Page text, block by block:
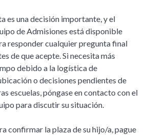
es una decisión importante, y el
de Admisiones está disponible
responder cualquier pregunta final
de que acepte. Si necesita más
debido a la logística de
o decisiones pendientes de
escuelas, póngase en contacto con el
para discutir su situación.
confirmar la plaza de su hijo/a, pague